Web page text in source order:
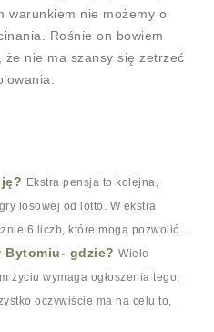
warunkiem nie możemy o
Rośnie on bowiem
nie ma szansy się zetrzeć
Ekstra pensja to kolejna,
losowej od lotto. W ekstra
6 liczb, które mogą pozwolić...
Bytomiu- gdzie? Wiele
życiu wymaga ogłoszenia tego,
oczywiście ma na celu to,